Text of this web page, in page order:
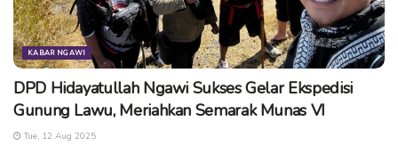
KABAR NGAWI
DPD Hidayatullah Ngawi Sukses Gelar Ekspedisi
Gunung Lawu, Meriahkan Semarak Munas VI
Tue, 12 Aug 2025